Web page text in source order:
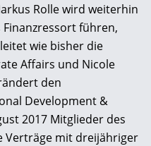
Rolle wird weiterhin
Finanzressort führen,
wie bisher die
Affairs und Nicole
den
Development &
2017 Mitglieder des
Verträge mit dreijähriger